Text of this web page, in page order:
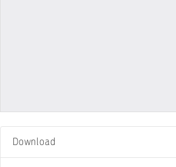
Download